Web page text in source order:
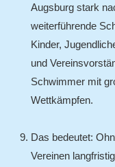
Augsburg stark
weiterführende
Kinder,
und
Schwimmer mit
Wettkämpfen.
Das bedeutet:
Vereinen